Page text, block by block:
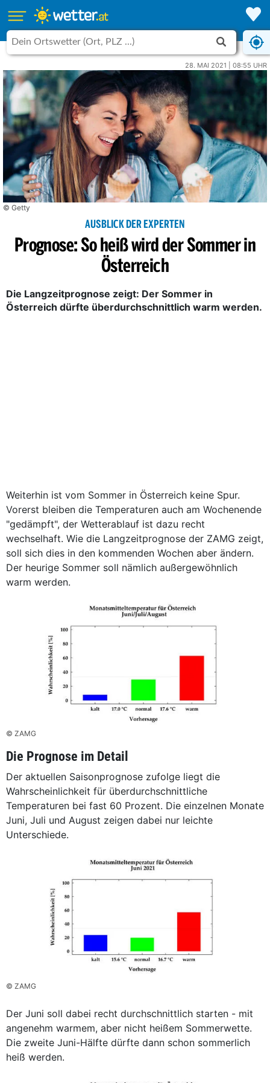
28. MAI 2021 | 08:55 UHR
© Getty
AUSBLICK DER EXPERTEN
Prognose: So heiß wird der Sommer in
Österreich
Die Langzeitprognose zeigt: Der Sommer in
Österreich dürfte überdurchschnittlich warm werden.
Weiterhin ist vom Sommer in Österreich keine Spur.
Vorerst bleiben die Temperaturen auch am Wochenende
"gedämpft", der Wetterablauf ist dazu recht
wechselhaft. Wie die Langzeitprognose der ZAMG zeigt,
soll sich dies in den kommenden Wochen aber ändern.
Der heurige Sommer soll nämlich außergewöhnlich
warm werden.
© ZAMG
Die Prognose im Detail
Der aktuellen Saisonprognose zufolge liegt die
Wahrscheinlichkeit für überdurchschnittliche
Temperaturen bei fast 60 Prozent. Die einzelnen Monate
Juni, Juli und August zeigen dabei nur leichte
Unterschiede.
© ZAMG
Der Juni soll dabei recht durchschnittlich starten - mit
angenehm warmem, aber nicht heißem Sommerwette.
Die zweite Juni-Hälfte dürfte dann schon sommerlich
heiß werden.